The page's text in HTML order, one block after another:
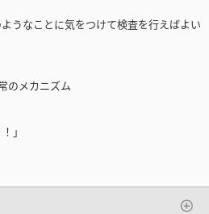
うなことに気をつけて検査を行えばよい
のメカニズム
」